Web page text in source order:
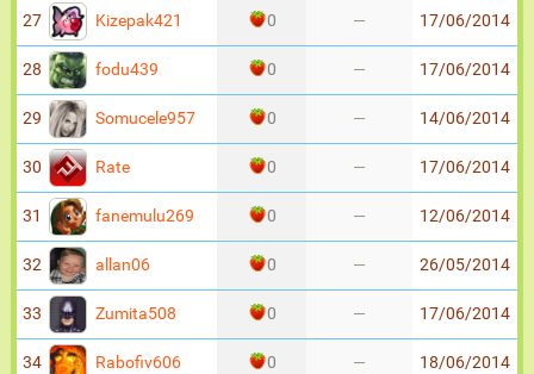
27 Kizepak421 0 — 17/06/2014
28 fodu439 0 — 17/06/2014
29 Somucele957 0 — 14/06/2014
30 Rate 0 — 17/06/2014
31 fanemulu269 0 — 12/06/2014
32 allan06 0 — 26/05/2014
33 Zumita508 0 — 17/06/2014
34 Rabofiv606 0 — 18/06/2014